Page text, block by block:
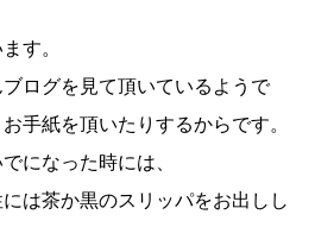
ド ご成婚までの流れ
す。
ログを見て頂いているようで
手紙を頂いたりするからです。
になった時には、
は茶か黒のスリッパをお出しし